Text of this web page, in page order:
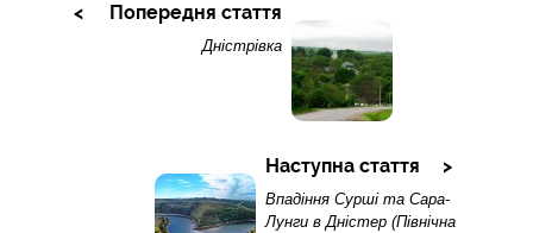
Попередня стаття
Дністрівка
Наступна стаття
Впадіння Сурші та Сара-
Лунги в Дністер (Північна